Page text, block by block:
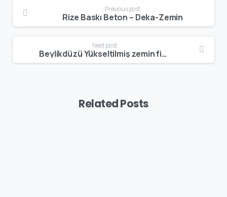
Previous post
Rize Baskı Beton – Deka-Zemin
Next post
Beylikdüzü Yükseltilmiş zemin fiyatları – Zemin Kaplama-PVC Zemin
Related Posts